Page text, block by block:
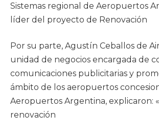
Sistemas regional de Aeropuertos
líder del proyecto de Renovación
Por su parte, Agustín Ceballos de
unidad de negocios encargada de
comunicaciones publicitarias y
ámbito de los aeropuertos
Aeropuertos Argentina, explicaron:
renovación